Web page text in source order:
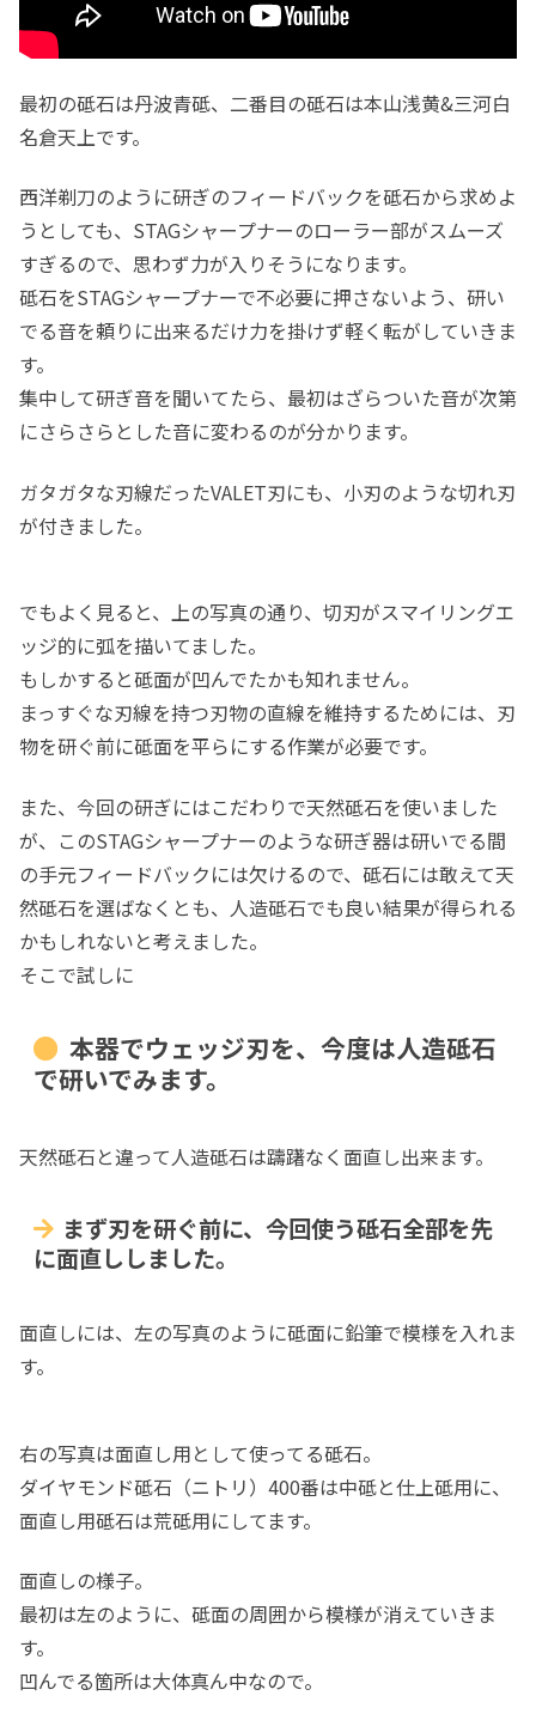
最初の砥石は丹波青砥、二番目の砥石は本山浅黄&三河白
名倉天上です。
西洋剃刀のように研ぎのフィードバックを砥石から求めよ
うとしても、STAGシャープナーのローラー部がスムーズ
すぎるので、思わず力が入りそうになります。
砥石をSTAGシャープナーで不必要に押さないよう、研い
でる音を頼りに出来るだけ力を掛けず軽く転がしていきま
す。
集中して研ぎ音を聞いてたら、最初はざらついた音が次第
にさらさらとした音に変わるのが分かります。
ガタガタな刃線だったVALET刃にも、小刃のような切れ刃
が付きました。
でもよく見ると、上の写真の通り、切刃がスマイリングエ
ッジ的に弧を描いてました。
もしかすると砥面が凹んでたかも知れません。
まっすぐな刃線を持つ刃物の直線を維持するためには、刃
物を研ぐ前に砥面を平らにする作業が必要です。
また、今回の研ぎにはこだわりで天然砥石を使いました
が、このSTAGシャープナーのような研ぎ器は研いでる間
の手元フィードバックには欠けるので、砥石には敢えて天
然砥石を選ばなくとも、人造砥石でも良い結果が得られる
かもしれないと考えました。
そこで試しに
本器でウェッジ刃を、今度は人造砥石
で研いでみます。
天然砥石と違って人造砥石は躊躇なく面直し出来ます。
まず刃を研ぐ前に、今回使う砥石全部を先
に面直ししました。
面直しには、左の写真のように砥面に鉛筆で模様を入れま
す。
右の写真は面直し用として使ってる砥石。
ダイヤモンド砥石（ニトリ）400番は中砥と仕上砥用に、
面直し用砥石は荒砥用にしてます。
面直しの様子。
最初は左のように、砥面の周囲から模様が消えていきま
す。
凹んでる箇所は大体真ん中なので。